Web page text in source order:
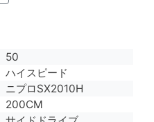
50
ハイスピード
ニプロSX2010H
200CM